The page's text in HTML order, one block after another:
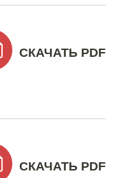
СКАЧАТЬ PDF
СКАЧАТЬ PDF